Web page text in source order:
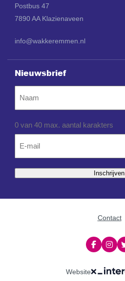
Postbus 47
7890 AA Klazienaveen
info@wakkeremmen.nl
Nieuwsbrief
0 van 40 max. aantal karakters
Inschrijven
Contact
Website